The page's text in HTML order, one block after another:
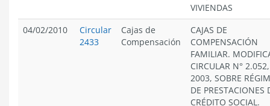
VIVIENDAS
04/02/2010
Circular
2433
Cajas de
Compensación
CAJAS DE
COMPENSACIÓN
FAMILIAR.
CIRCULAR N°
2003, SOBRE
DE PRESTACIONES
CRÉDITO SOCIAL.